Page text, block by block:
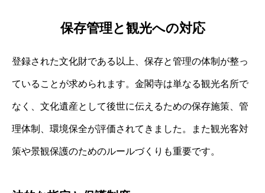
保存管理と観光への対応
登録された文化財である以上、保存と管理の体制が整っ
ていることが求められます。金閣寺は単なる観光名所で
なく、文化遺産として後世に伝えるための保存施策、管
理体制、環境保全が評価されてきました。また観光客対
策や景観保護のためのルールづくりも重要です。